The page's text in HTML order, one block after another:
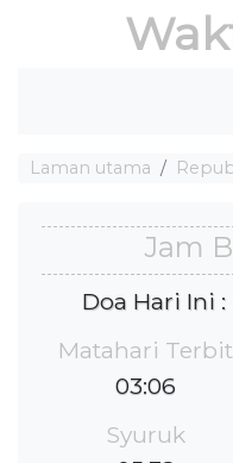
Laman utama
Jam
Doa Hari Ini
Matahari Terbit
03:06
Syuruk